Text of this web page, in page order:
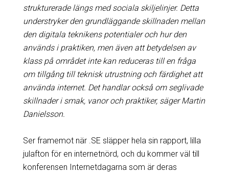
strukturerade längs med sociala skiljelinjer. Detta
understryker den grundläggande skillnaden mellan
den digitala teknikens potentialer och hur den
används i praktiken, men även att betydelsen av
klass på området inte kan reduceras till en fråga
om tillgång till teknisk utrustning och färdighet att
använda internet. Det handlar också om seglivade
skillnader i smak, vanor och praktiker, säger Martin
Danielsson.
Ser framemot när .SE släpper hela sin rapport, lilla
julafton för en internetnörd, och du kommer väl till
konferensen Internetdagarna som är deras